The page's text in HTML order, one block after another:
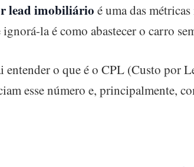
lead imobiliário é uma das
ignorá-la é como abastecer o carro
entender o que é o CPL (Custo por
esse número e, principalmente,